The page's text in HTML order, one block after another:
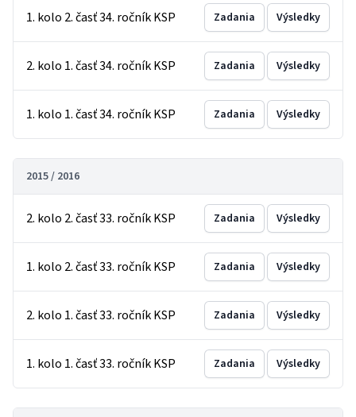
1. kolo 2. časť 34. ročník KSP Zadania Výsledky
2. kolo 1. časť 34. ročník KSP Zadania Výsledky
1. kolo 1. časť 34. ročník KSP Zadania Výsledky
2015 / 2016
2. kolo 2. časť 33. ročník KSP Zadania Výsledky
1. kolo 2. časť 33. ročník KSP Zadania Výsledky
2. kolo 1. časť 33. ročník KSP Zadania Výsledky
1. kolo 1. časť 33. ročník KSP Zadania Výsledky